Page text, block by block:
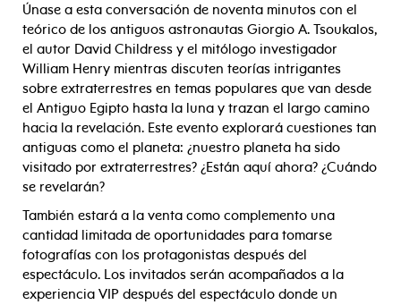
Únase a esta conversación de noventa minutos con el
teórico de los antiguos astronautas Giorgio A. Tsoukalos,
el autor David Childress y el mitólogo investigador
William Henry mientras discuten teorías intrigantes
sobre extraterrestres en temas populares que van desde
el Antiguo Egipto hasta la luna y trazan el largo camino
hacia la revelación. Este evento explorará cuestiones tan
antiguas como el planeta: ¿nuestro planeta ha sido
visitado por extraterrestres? ¿Están aquí ahora? ¿Cuándo
se revelarán?
También estará a la venta como complemento una
cantidad limitada de oportunidades para tomarse
fotografías con los protagonistas después del
espectáculo. Los invitados serán acompañados a la
experiencia VIP después del espectáculo donde un